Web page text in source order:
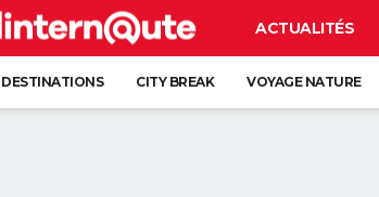
ACTUALITÉS
DESTINATIONS CITY BREAK VOYAGE NATURE